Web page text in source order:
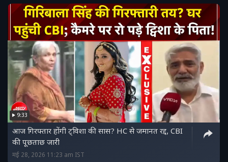
9:33
आज गिरफ्तार होंगी ट्विशा की सास? HC से जमानत रद्द, CBI
की पूछताछ जारी
मई 28, 2026 11:23 am IST